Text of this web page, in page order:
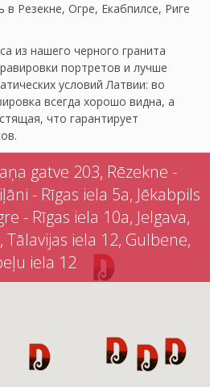
в Резекне, Огре, Екабпилсе, Риге
из нашего черного гранита
портретов и лучше
условий Латвии: во
всегда хорошо видна, а
что гарантирует
gatve 203, Rēzekne -
- Rīgas iela 5a, Jēkabpils
- Rīgas iela 10a, Jelgava,
Tālavijas iela 12, Gulbene,
iela 12